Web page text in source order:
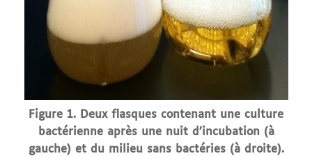
Figure 1. Deux flasques contenant une culture
bactérienne après une nuit d’incubation (à
gauche) et du milieu sans bactéries (à droite).